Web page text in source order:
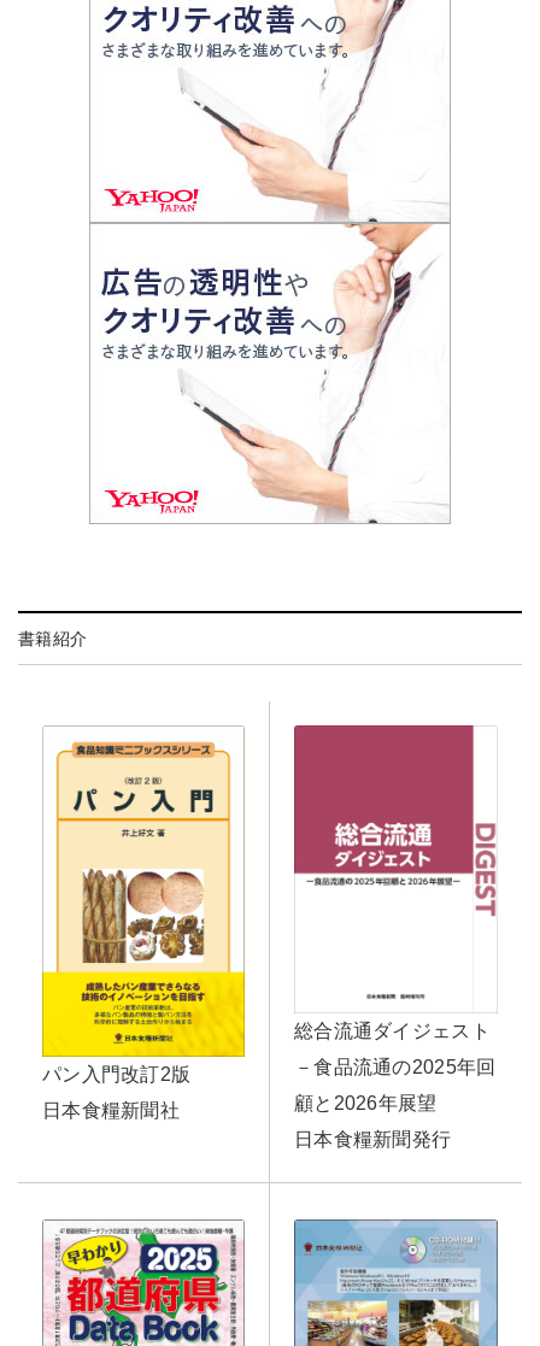
書籍紹介
パン入門改訂2版
日本食糧新聞社
総合流通ダイジェスト
－食品流通の2025年回
顧と2026年展望
日本食糧新聞発行